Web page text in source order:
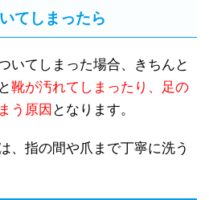
てしまったら
いてしまった場合、きちんと
靴が汚れてしまったり、足の
う原因 となります。
、指の間や爪まで丁寧に洗う